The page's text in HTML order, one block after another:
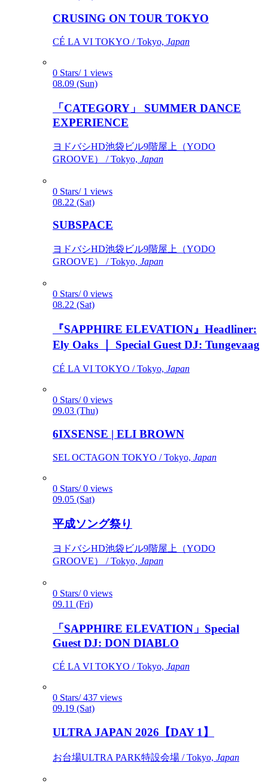
CRUSING ON TOUR TOKYO
CÉ LA VI TOKYO / Tokyo, Japan
0 Stars/ 1 views
08.09 (Sun)
「CATEGORY」 SUMMER DANCE
EXPERIENCE
ヨドバシHD池袋ビル9階屋上（YODO
GROOVE） / Tokyo, Japan
0 Stars/ 1 views
08.22 (Sat)
SUBSPACE
ヨドバシHD池袋ビル9階屋上（YODO
GROOVE） / Tokyo, Japan
0 Stars/ 0 views
08.22 (Sat)
『SAPPHIRE ELEVATION』Headliner:
Ely Oaks ｜ Special Guest DJ: Tungevaag
CÉ LA VI TOKYO / Tokyo, Japan
0 Stars/ 0 views
09.03 (Thu)
6IXSENSE | ELI BROWN
SEL OCTAGON TOKYO / Tokyo, Japan
0 Stars/ 0 views
09.05 (Sat)
平成ソング祭り
ヨドバシHD池袋ビル9階屋上（YODO
GROOVE） / Tokyo, Japan
0 Stars/ 0 views
09.11 (Fri)
「SAPPHIRE ELEVATION」Special
Guest DJ: DON DIABLO
CÉ LA VI TOKYO / Tokyo, Japan
0 Stars/ 437 views
09.19 (Sat)
ULTRA JAPAN 2026【DAY 1】
お台場ULTRA PARK特設会場 / Tokyo, Japan